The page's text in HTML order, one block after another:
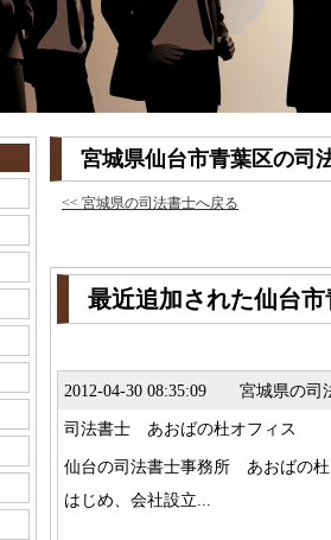
宮城県仙台市青葉区の司
<< 宮城県の司法書士へ戻る
最近追加された仙台
2012-04-30 08:35:09 宮城県の司
司法書士 あおばの杜オフィス
仙台の司法書士事務所 あおばの
はじめ、会社設立...